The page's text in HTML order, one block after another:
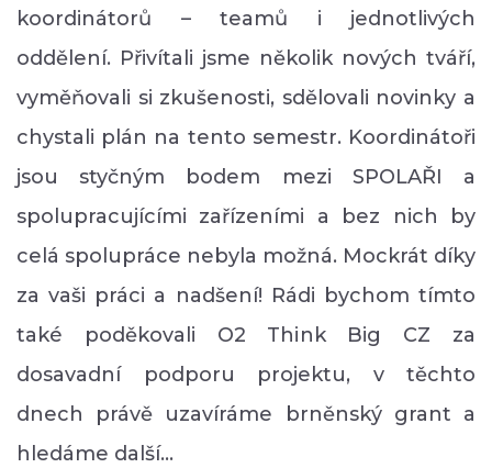
koordinátorů – teamů i jednotlivých
oddělení. Přivítali jsme několik nových tváří,
vyměňovali si zkušenosti, sdělovali novinky a
chystali plán na tento semestr. Koordinátoři
jsou styčným bodem mezi SPOLAŘI a
spolupracujícími zařízeními a bez nich by
celá spolupráce nebyla možná. Mockrát díky
za vaši práci a nadšení! Rádi bychom tímto
také poděkovali O2 Think Big CZ za
dosavadní podporu projektu, v těchto
dnech právě uzavíráme brněnský grant a
hledáme další…